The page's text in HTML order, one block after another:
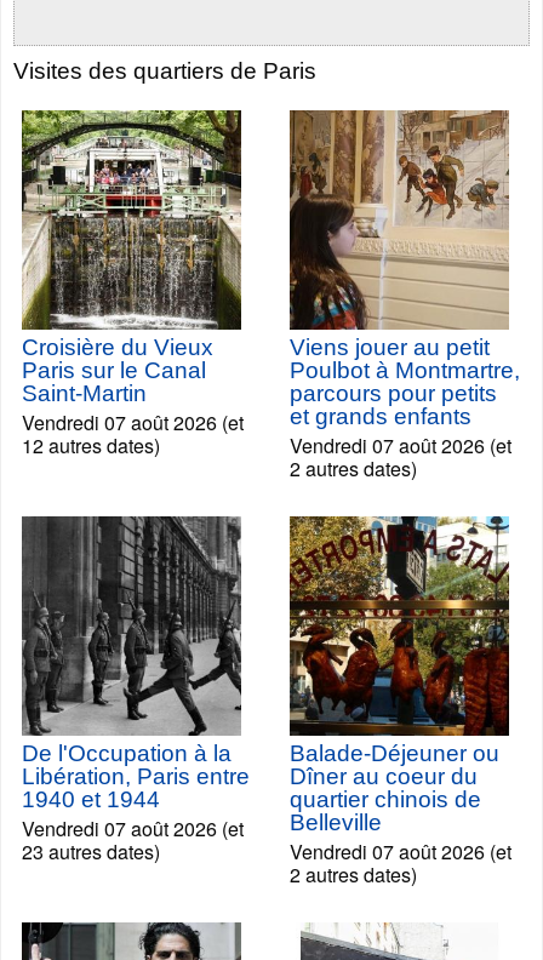
Visites des quartiers de Paris
Croisière du Vieux
Paris sur le Canal
Saint-Martin
Vendredi 07 août 2026 (et
12 autres dates)
Viens jouer au petit
Poulbot à Montmartre,
parcours pour petits
et grands enfants
Vendredi 07 août 2026 (et
2 autres dates)
De l'Occupation à la
Libération, Paris entre
1940 et 1944
Vendredi 07 août 2026 (et
23 autres dates)
Balade-Déjeuner ou
Dîner au coeur du
quartier chinois de
Belleville
Vendredi 07 août 2026 (et
2 autres dates)